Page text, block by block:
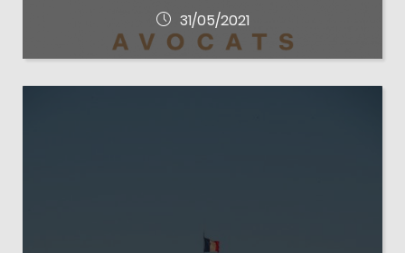
31/05/2021